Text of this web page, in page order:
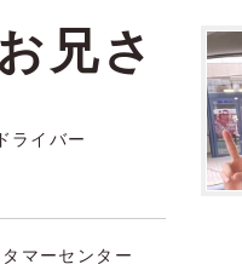
兄さ
ライバー
マーセンター